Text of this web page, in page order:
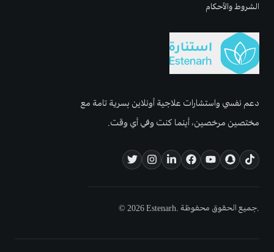
دعم نفسي واستشارات علاجية أونلاين بسرية تامة مع
مختصين مرخصين، أينما كنت وفي أي وقت.
© 2026 Estenarh. جميع الحقوق محفوظة.
الشروط والأحكام